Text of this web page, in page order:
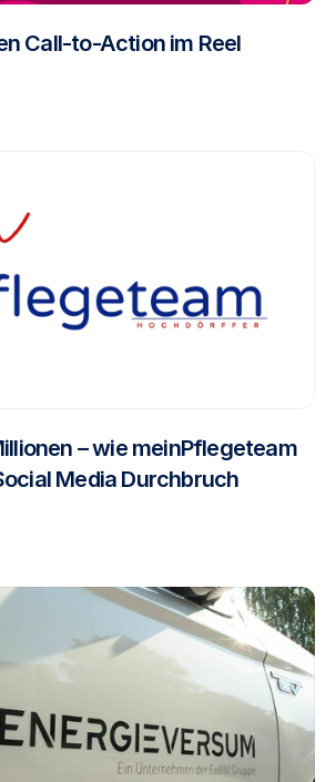
Call-to-Action im Reel
– wie meinPflegeteam
Media Durchbruch